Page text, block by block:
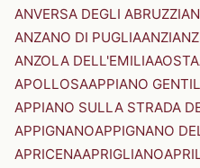
ANVERSA DEGLI ABRUZZI
ANZANO DI PUGLIAANZI
ANZOLA DELL'EMILIAAOSTA
APOLLOSAAPPIANO
APPIANO SULLA STRADA
APPIGNANOAPPIGNANO
APRICENAAPRIGLIANO